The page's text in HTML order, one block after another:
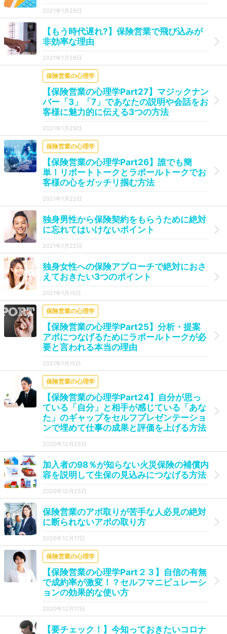
2021年1月29日
【もう時代遅れ?】保険営業で飛び込みが
非効率な理由
2021年1月29日
保険営業の心理学
【保険営業の心理学Part27】マジックナン
バー「3」「7」であなたの説明や会話をお
客様に魅力的に伝える3つの方法
2021年1月29日
保険営業の心理学
【保険営業の心理学Part26】誰でも簡
単！リポートトークとラポールトークでお
客様の心をガッチリ掴む方法
2021年1月22日
独身男性から保険契約をもらうために絶対
に忘れてはいけないポイント
2021年1月22日
独身女性への保険アプローチで絶対におさ
えておきたい3つのポイント
2021年1月15日
保険営業の心理学
【保険営業の心理学Part25】分析・提案
アポにつなげるためにラポールトークが必
要と言われる本当の理由
2021年1月15日
保険営業の心理学
【保険営業の心理学Part24】自分が思っ
ている「自分」と相手が感じている「あな
た」のギャップをセルフプレゼンテーショ
ンで埋めて仕事の成果と評価を上げる方法
2020年12月25日
加入者の98％が知らない火災保険の補償内
容を説明して生保の見込みにつなげる方法
2020年12月25日
保険営業のアポ取りが苦手な人必見の絶対
に断られないアポの取り方
2020年12月17日
保険営業の心理学
【保険営業の心理学Part２３】自信の有無
で成約率が激変！？セルフマニピュレーシ
ョンの効果的な使い方
2020年12月17日
【要チェック！】今知っておきたいコロナ